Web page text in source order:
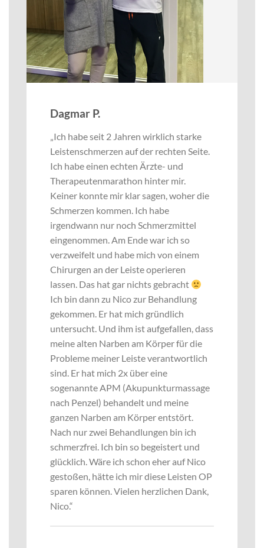
Dagmar P.
„Ich habe seit 2 Jahren wirklich starke
Leistenschmerzen auf der rechten Seite.
Ich habe einen echten Ärzte- und
Therapeutenmarathon hinter mir.
Keiner konnte mir klar sagen, woher die
Schmerzen kommen. Ich habe
irgendwann nur noch Schmerzmittel
eingenommen. Am Ende war ich so
verzweifelt und habe mich von einem
Chirurgen an der Leiste operieren
lassen. Das hat gar nichts gebracht
Ich bin dann zu Nico zur Behandlung
gekommen. Er hat mich gründlich
untersucht. Und ihm ist aufgefallen, dass
meine alten Narben am Körper für die
Probleme meiner Leiste verantwortlich
sind. Er hat mich 2x über eine
sogenannte APM (Akupunkturmassage
nach Penzel) behandelt und meine
ganzen Narben am Körper entstört.
Nach nur zwei Behandlungen bin ich
schmerzfrei. Ich bin so begeistert und
glücklich. Wäre ich schon eher auf Nico
gestoßen, hätte ich mir diese Leisten OP
sparen können. Vielen herzlichen Dank,
Nico.“